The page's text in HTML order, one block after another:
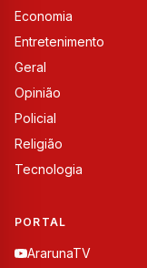
Economia
Entretenimento
Geral
Opinião
Policial
Religião
Tecnologia
PORTAL
ArarunaTV